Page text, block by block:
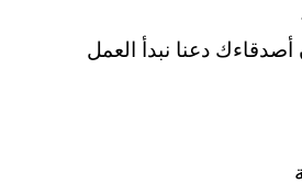
دعنا نبدأ العمل